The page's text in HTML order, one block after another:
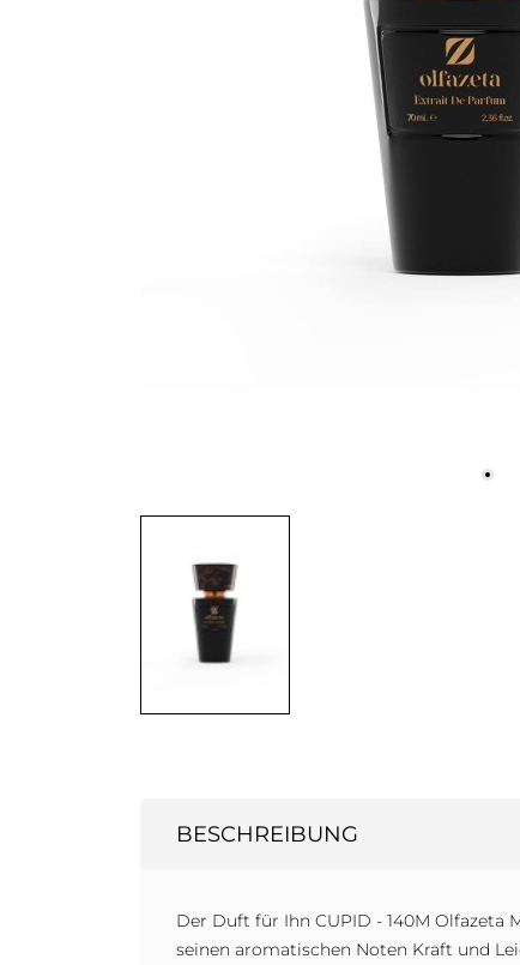
BESCHREIBUNG
Der Duft für Ihn CUPID - 140M
seinen aromatischen Noten Kraft und